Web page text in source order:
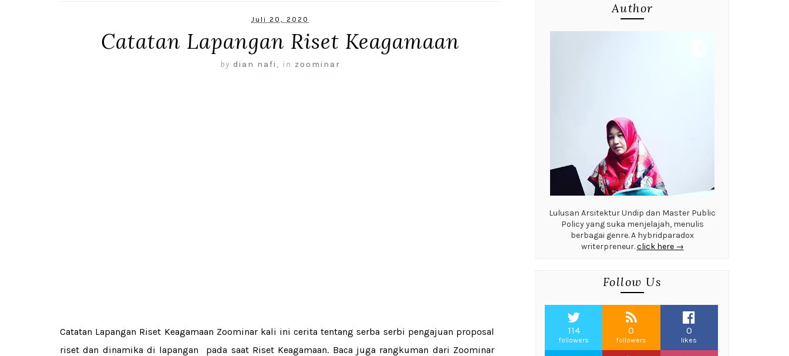
Juli 20, 2020
Catatan Lapangan Riset Keagamaan
by dian nafi , in zoominar
Catatan Lapangan Riset Keagamaan Zoominar kali ini cerita tentang serba serbi pengajuan proposal
riset dan dinamika di lapangan pada saat Riset Keagamaan. Baca juga rangkuman dari Zoominar
Author
Lulusan Arsitektur Undip dan Master Public
Policy yang suka menjelajah, menulis
berbagai genre. A hybridparadox
writerpreneur.click here →
Follow Us
114
followers
0
followers
0
likes